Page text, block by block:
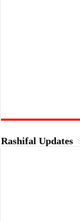
Rashifal Updates